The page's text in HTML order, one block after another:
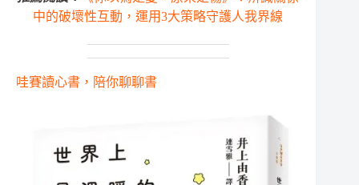
中的破壞性互動，運用3大策略守護人我界線
哇賽讀心書，陪你聊聊書